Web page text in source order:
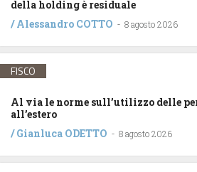
della holding è residuale
/Alessandro COTTO - 8 agosto 2026
FISCO
Al via le norme sull’utilizzo delle
all’estero
/Gianluca ODETTO - 8 agosto 2026